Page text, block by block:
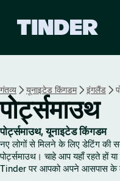
r
हो
गंतव्य यूनाइटेड किंगडम इंगलैंड
पोर्ट्समाउथ
पोर्ट्समाउथ, यूनाइटेड किंगडम
नए लोगों से मिलने के लिए डेटिंग की
पोर्ट्समाउथ। चाहे आप यहाँ रहते हों
Tinder पर आपको अपने आसपास के